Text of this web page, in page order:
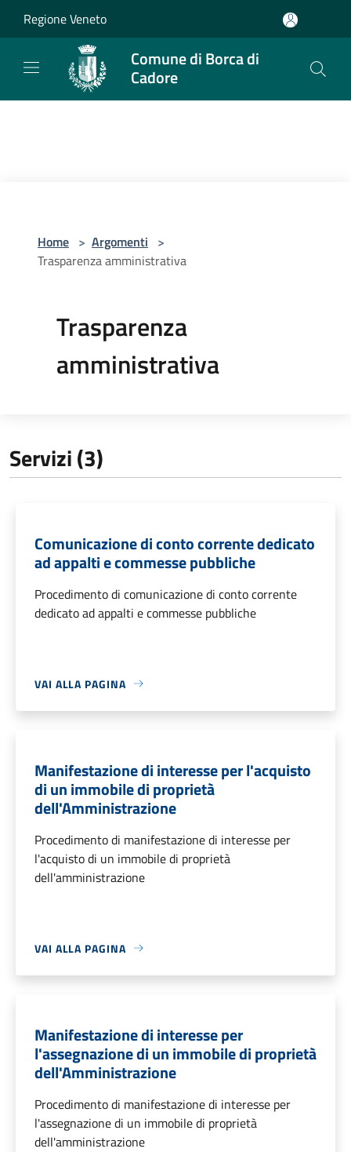
Regione Veneto
Comune di Borca di
Cadore
Home > Argomenti >
Trasparenza amministrativa
Trasparenza
amministrativa
Servizi (3)
Comunicazione di conto corrente dedicato
ad appalti e commesse pubbliche
Procedimento di comunicazione di conto corrente
dedicato ad appalti e commesse pubbliche
VAI ALLA PAGINA
Manifestazione di interesse per l'acquisto
di un immobile di proprietà
dell'Amministrazione
Procedimento di manifestazione di interesse per
l'acquisto di un immobile di proprietà
dell'amministrazione
VAI ALLA PAGINA
Manifestazione di interesse per
l'assegnazione di un immobile di proprietà
dell'Amministrazione
Procedimento di manifestazione di interesse per
l'assegnazione di un immobile di proprietà
dell'amministrazione